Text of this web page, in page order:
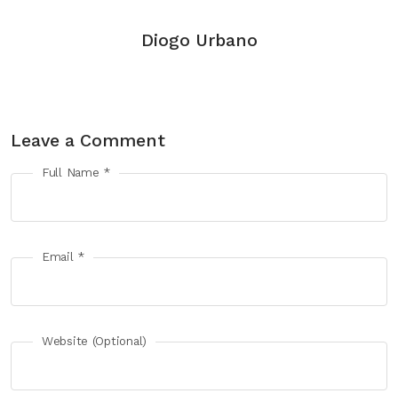
Diogo Urbano
Leave a Comment
Full Name *
Email *
Website (Optional)